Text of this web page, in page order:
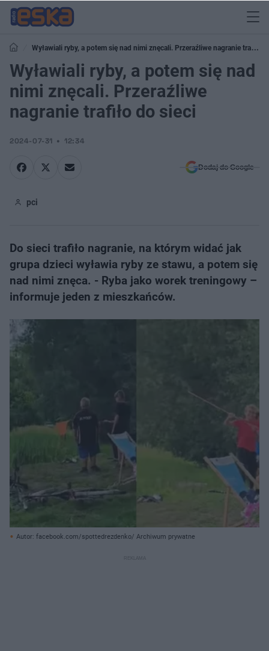
Wyławiali ryby, a potem się nad nimi znęcali. Przeraźliwe nagranie trafiło
do sieci
Wyławiali ryby, a potem się nad
nimi znęcali. Przeraźliwe
nagranie trafiło do sieci
2024-07-31 12:34
Dodaj do Google
pci
Do sieci trafiło nagranie, na którym widać jak
grupa dzieci wyławia ryby ze stawu, a potem się
nad nimi znęca. - Ryba jako worek treningowy –
informuje jeden z mieszkańców.
Autor: facebook.com/spottedrezdenko/ Archiwum prywatne